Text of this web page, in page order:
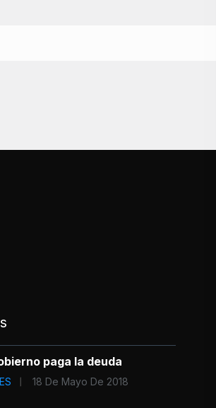
paga la deuda
18 De Mayo De 2018